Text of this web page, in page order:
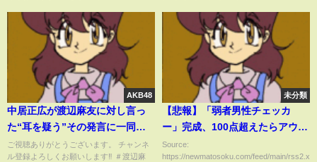
ヤバい…
AKB48
中居正広が渡辺麻友に対し言っ
た“耳を疑う”その発言に一同驚
愕！その真意と裏事情に納得
ご視聴ありがとうございます。 チャンネ
ル登録よろしくお願いします‼ ＃渡辺麻
未分類
【悲報】「弱者男性チェッカ
ー」完成、100点超えたらアウト
なwwwwwwwwww
Source:
https://newmatosoku.com/feed/main/